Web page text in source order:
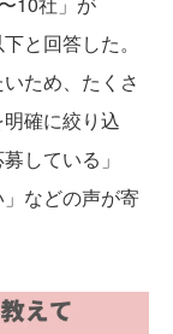
と回答した。
ため、たくさ
確に絞り込
している」
」などの声が寄